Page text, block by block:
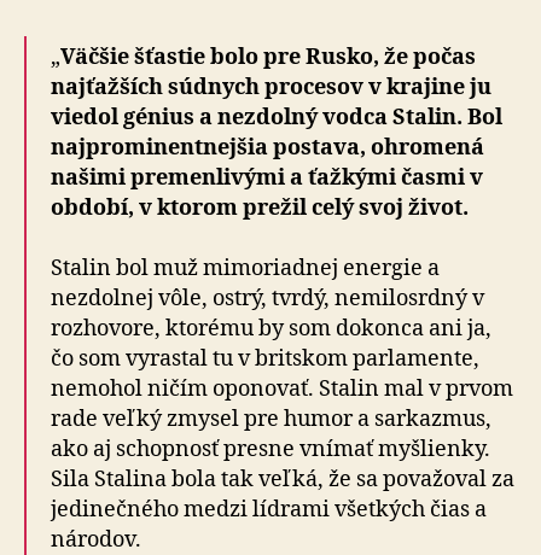
„Väčšie šťastie bolo pre Rusko, že počas
najťažších súdnych procesov v krajine ju
viedol génius a nezdolný vodca Stalin. Bol
najprominentnejšia postava, ohromená
našimi premenlivými a ťažkými časmi v
období, v ktorom prežil celý svoj život.
Stalin bol muž mimoriadnej energie a
nezdolnej vôle, ostrý, tvrdý, nemilosrdný v
rozhovore, ktorému by som dokonca ani ja,
čo som vyrastal tu v britskom parlamente,
nemohol ničím oponovať. Stalin mal v prvom
rade veľký zmysel pre humor a sarkazmus,
ako aj schopnosť presne vnímať myšlienky.
Sila Stalina bola tak veľká, že sa považoval za
jedinečného medzi lídrami všetkých čias a
národov.